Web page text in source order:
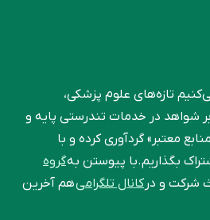
تازه‌های علوم پزشکی،
شواهد در خدمات تندرستی پایه و
معتبر» گردآوری کرده و با
بگذاریم.با پیوستن بهگروه
شرکت و درکانال تلگرامیهم آخرین